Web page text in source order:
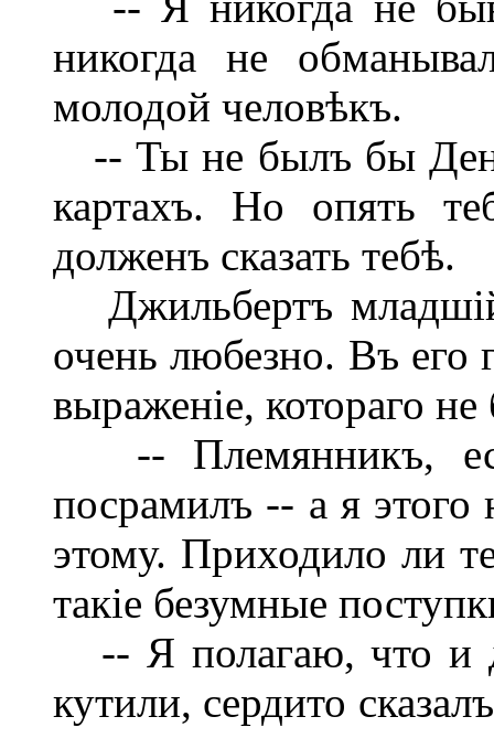
никогда не
молодой человѣкъ.
-- Ты не былъ бы
картахъ. Но опять
долженъ сказать тебѣ.
Джильбертъ
очень любезно. Въ его
выраженіе, котораго
-- Племянникъ,
посрамилъ -- а я
этому. Приходило ли
такіе безумные
-- Я полагаю, что и
кутили, сердито